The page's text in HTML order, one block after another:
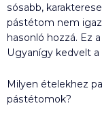
sósabb,
pástétom nem
hasonló hozzá. Ez
Ugyanígy kedvelt
Milyen ételekhez
pástétomok?